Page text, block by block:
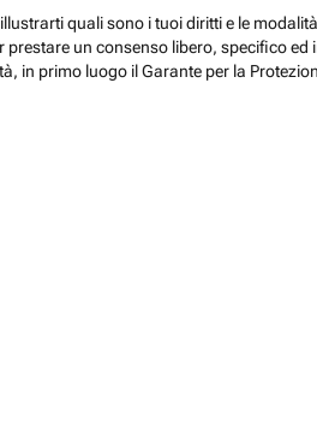
quali sono i tuoi diritti e le
un consenso libero, specifico ed
in primo luogo il Garante per la